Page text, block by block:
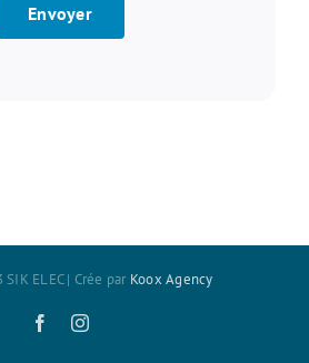
Envoyer
ELEC | Crée par Koox Agency
FacebookInstagram